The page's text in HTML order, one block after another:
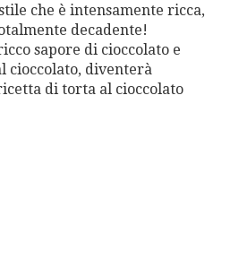
che è intensamente ricca,
decadente!
sapore di cioccolato e
cioccolato, diventerà
di torta al cioccolato